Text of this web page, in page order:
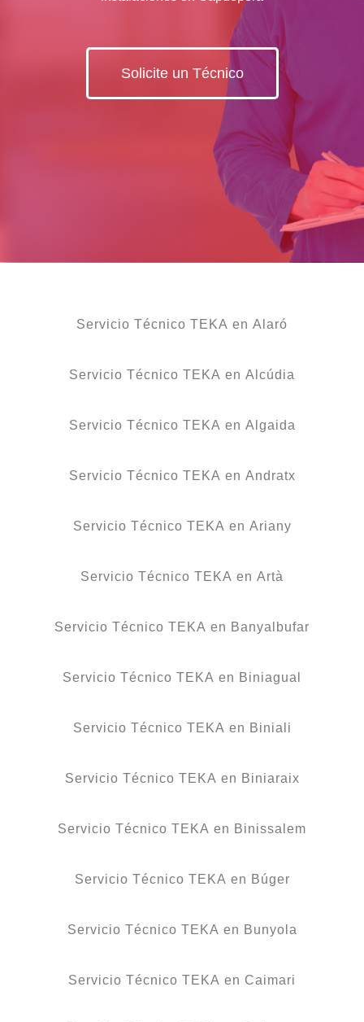
Solicite un Técnico
Servicio Técnico TEKA en Alaró
Servicio Técnico TEKA en Alcúdia
Servicio Técnico TEKA en Algaida
Servicio Técnico TEKA en Andratx
Servicio Técnico TEKA en Ariany
Servicio Técnico TEKA en Artà
Servicio Técnico TEKA en Banyalbufar
Servicio Técnico TEKA en Biniagual
Servicio Técnico TEKA en Biniali
Servicio Técnico TEKA en Biniaraix
Servicio Técnico TEKA en Binissalem
Servicio Técnico TEKA en Búger
Servicio Técnico TEKA en Bunyola
Servicio Técnico TEKA en Caimari